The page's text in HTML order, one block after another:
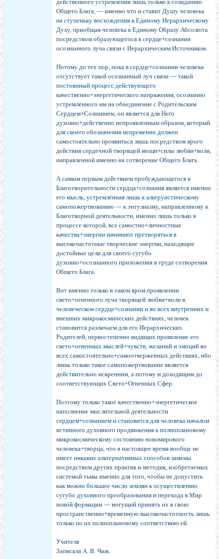
действенного устремления лишь только к созиданию
Общего Блага, — именно что и ставит Душу человека
на ступеньку восхождения к Единому Иерархическому
Духу, приобщая человека к Единому Образу Абсолюта
посредством образующегося в сердце+сознании
осознанного луча связи с Иерархическим Источником.
Потому до тех пор, пока в сердце+сознании человека
отсутствует такой осознанный луч связи — такой
постоянный процесс действующего
качественно+энергетического напряжения, осознанно
устремлённого им на объединение с Родительским
Сердцем+Сознанием, он является для Него
духовно+действенно непроявленным образом, который
для своего обозначения непременно должен
самостоятельно проявиться лишь посредством ярого
действия сердечной творящей мощи+силы любви+воли,
направленной именно на сотворение Общего Блага.
А самым первым действием пробуждающегося к
Благотворительности сердца+сознания является именно
его мысль, устремлённая лишь к альтруистическому
самопожертвованию — к энтузиазму, направленному к
Благотворной деятельности, именно лишь только в
процессе которой, все самостно+личностные
качества+энергии начинают претворяться в
высокочастотные творческие энергии, находящие
достойные цели для своего сугубо
духовно+осознанного приложения в труде сотворения
Общего Блага.
Вот именно только в таком яром проявлении
свето+огненного луча творящей любви+воли в
человеческом сердце+сознании и во всех внутренних и
внешних микрокосмических действиях, человек
становится различаем для его Иерархических
Родителей, первостепенно видящих проявление его
свето+огненных мыслей+чувств, желаний и эмоций во
всех самостоятельно+самоотверженных действиях, ибо
лишь только такое самопожертвование является
действительно искренним, а потому и доходящим до
соответствующих Свето+Огненных Сфер.
Поэтому только такое качественно+энергетическое
наполнение мыслительной деятельности
сердцем+сознанием и становится для человека началом
истинного духовного продвижения к полноплановому
микрокосмическому состоянию новомирового
человека+творца, что в настоящее время вообще не
имеет никаких альтернативных способов замены
посредством других практик и методик, изобретаемых
системой тьмы именно для того, чтобы не допустить
как можно большее число землян к осуществлению
сугубо духовного преобразования и перехода в Мир
новой формации — могущий принять их в свою
пространственно+временную высокочастотность лишь
только по их полноплановому соответствию ей.
Учителя
Записала А. В. Чиж.